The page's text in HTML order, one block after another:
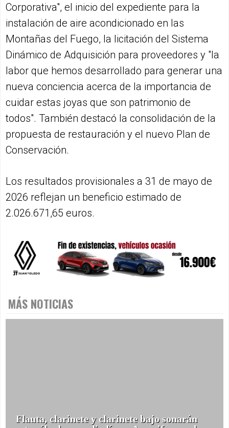
Corporativa", el inicio del expediente para la
instalación de aire acondicionado en las
Montañas del Fuego, la licitación del Sistema
Dinámico de Adquisición para proveedores y "la
labor que hemos desarrollado para generar una
nueva conciencia acerca de la importancia de
cuidar estas joyas que son patrimonio de
todos". También destacó la consolidación de la
propuesta de restauración y el nuevo Plan de
Conservación.
Los resultados provisionales a 31 de mayo de
2026 reflejan un beneficio estimado de
2.026.671,65 euros.
MÁS NOTICIAS
Flauta, clarinete y clarinete bajo sonarán